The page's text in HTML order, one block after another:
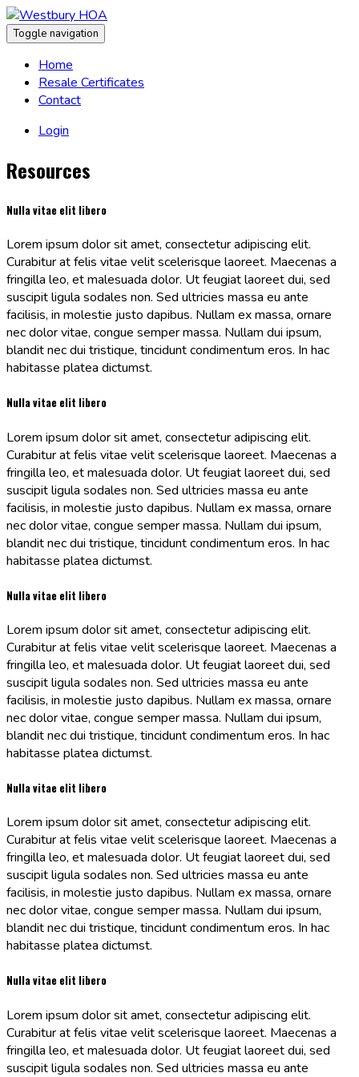
Toggle navigation
Home
Resale Certificates
Contact
Login
Resources
Nulla vitae elit libero
Lorem ipsum dolor sit amet, consectetur adipiscing elit.
Curabitur at felis vitae velit scelerisque laoreet. Maecenas a
fringilla leo, et malesuada dolor. Ut feugiat laoreet dui, sed
suscipit ligula sodales non. Sed ultricies massa eu ante
facilisis, in molestie justo dapibus. Nullam ex massa, ornare
nec dolor vitae, congue semper massa. Nullam dui ipsum,
blandit nec dui tristique, tincidunt condimentum eros. In hac
habitasse platea dictumst.
Nulla vitae elit libero
Lorem ipsum dolor sit amet, consectetur adipiscing elit.
Curabitur at felis vitae velit scelerisque laoreet. Maecenas a
fringilla leo, et malesuada dolor. Ut feugiat laoreet dui, sed
suscipit ligula sodales non. Sed ultricies massa eu ante
facilisis, in molestie justo dapibus. Nullam ex massa, ornare
nec dolor vitae, congue semper massa. Nullam dui ipsum,
blandit nec dui tristique, tincidunt condimentum eros. In hac
habitasse platea dictumst.
Nulla vitae elit libero
Lorem ipsum dolor sit amet, consectetur adipiscing elit.
Curabitur at felis vitae velit scelerisque laoreet. Maecenas a
fringilla leo, et malesuada dolor. Ut feugiat laoreet dui, sed
suscipit ligula sodales non. Sed ultricies massa eu ante
facilisis, in molestie justo dapibus. Nullam ex massa, ornare
nec dolor vitae, congue semper massa. Nullam dui ipsum,
blandit nec dui tristique, tincidunt condimentum eros. In hac
habitasse platea dictumst.
Nulla vitae elit libero
Lorem ipsum dolor sit amet, consectetur adipiscing elit.
Curabitur at felis vitae velit scelerisque laoreet. Maecenas a
fringilla leo, et malesuada dolor. Ut feugiat laoreet dui, sed
suscipit ligula sodales non. Sed ultricies massa eu ante
facilisis, in molestie justo dapibus. Nullam ex massa, ornare
nec dolor vitae, congue semper massa. Nullam dui ipsum,
blandit nec dui tristique, tincidunt condimentum eros. In hac
habitasse platea dictumst.
Nulla vitae elit libero
Lorem ipsum dolor sit amet, consectetur adipiscing elit.
Curabitur at felis vitae velit scelerisque laoreet. Maecenas a
fringilla leo, et malesuada dolor. Ut feugiat laoreet dui, sed
suscipit ligula sodales non. Sed ultricies massa eu ante